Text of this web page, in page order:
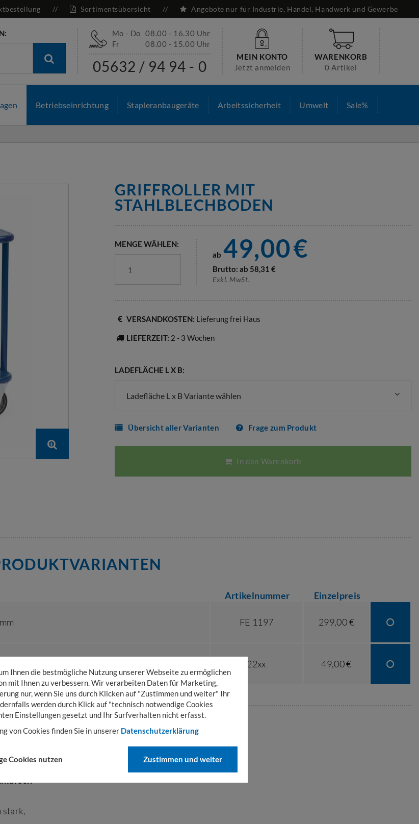
Sortimentsübersicht Angebote nur für Industrie, Handel, Handwerk und Gewerbe
Mo - Do 08.00 - 16.30 Uhr
Fr
08.00 - 15.00 Uhr
05632 / 94 94 - 0
MEIN KONTO
Jetzt anmelden
WARENKORB
0 Artikel
Betriebseinrichtung Stapleranbaugeräte Arbeitssicherheit Umwelt Sale%
GRIFFROLLER MIT
STAHLBLECHBODEN
MENGE WÄHLEN:
ab 49,00€
Brutto: ab 58,31 €
Exkl. MwSt.
VERSANDKOSTEN: Lieferung frei Haus
LIEFERZEIT: 2 - 3 Wochen
LADEFLÄCHE L X B:
Ladefläche L x B Variante wählen
Übersicht aller Varianten Frage zum Produkt
In den Warenkorb
Artikelnummer Einzelpreis
FE 1197 299,00 €
22xx 49,00 €
stark,
Ihnen die bestmögliche Nutzung unserer Webseite zu ermöglichen
mit Ihnen zu verbessern. Wir verarbeiten Daten für Marketing,
nur, wenn Sie uns durch Klicken auf "Zustimmen und weiter" Ihr
werden durch Klick auf "technisch notwendige Cookies
Einstellungen gesetzt und Ihr Surfverhalten nicht erfasst.
von Cookies finden Sie in unserer Datenschutzerklärung
Cookies nutzen Zustimmen und weiter